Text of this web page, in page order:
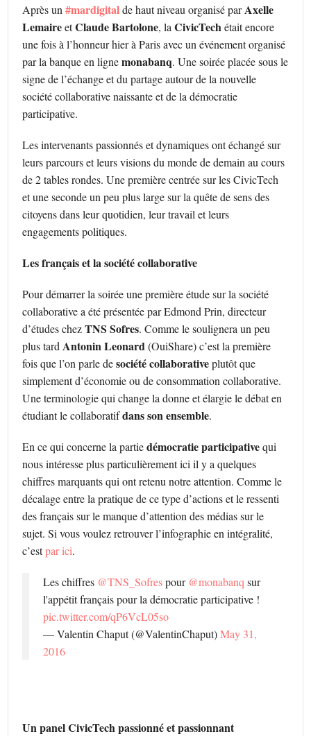
Après un#mardigitalde haut niveau organisé parAxelle
LemaireetClaude Bartolone, laCivicTechétait encore
une fois à l’honneur hier à Paris avec un événement organisé
par la banque en lignemonabanq. Une soirée placée sous le
signe de l’échange et du partage autour de la nouvelle
société collaborative naissante et de la démocratie
participative.
Les intervenants passionnés et dynamiques ont échangé sur
leurs parcours et leurs visions du monde de demain au cours
de 2 tables rondes. Une première centrée sur les CivicTech
et une seconde un peu plus large sur la quête de sens des
citoyens dans leur quotidien, leur travail et leurs
engagements politiques.
Les français et la société collaborative
Pour démarrer la soirée une première étude sur la société
collaborative a été présentée par Edmond Prin, directeur
d’études chezTNS Sofres. Comme le soulignera un peu
plus tard Antonin Leonard(OuiShare) c’est la première
fois que l’on parle desociété collaborativeplutôt que
simplement d’économie ou de consommation collaborative.
Une terminologie qui change la donne et élargie le débat en
étudiant le collaboratifdans son ensemble.
En ce qui concerne la partiedémocratie participativequi
nous intéresse plus particulièrement ici il y a quelques
chiffres marquants qui ont retenu notre attention. Comme le
décalage entre la pratique de ce type d’actions et le ressenti
des français sur le manque d’attention des médias sur le
sujet. Si vous voulez retrouver l’infographie en intégralité,
c’estpar ici.
Les chiffres @TNS_Sofrespour @monabanq sur
l'appétit français pour la démocratie participative !
pic.twitter.com/qP6VcL05so
— Valentin Chaput (@ValentinChaput)May 31,
2016
Un panel CivicTech passionné et passionnant